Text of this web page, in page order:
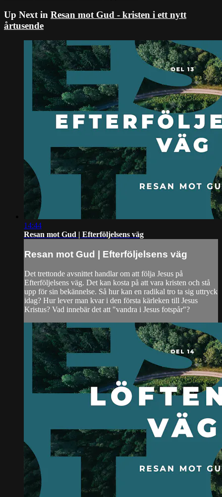
Up Next in Resan mot Gud - kristen i ett nytt
årtusende
14:44
Resan mot Gud | Efterföljelsens väg
Resan mot Gud | Efterföljelsens väg
Det trettonde avsnittet handlar om att följa Jesus på
Efterföljelsens väg. Det kan kosta på att vara kristen och stå
upp för sin bekännelse. Så hur kan en radikal tro ta sig uttryck
idag? Hur lever man kvar i den första kärleken till Jesus
Kristus? Vad innebär det att "vandra i Jesus fotspår"?